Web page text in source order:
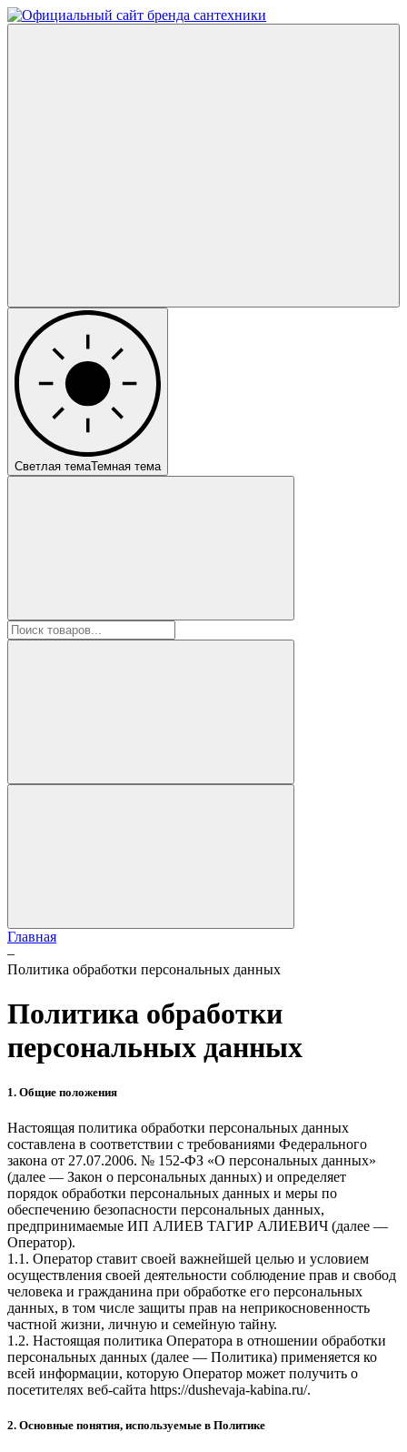
Светлая темаТемная тема
Главная
–
Политика обработки персональных данных
Политика обработки
персональных данных
1. Общие положения
Настоящая политика обработки персональных данных
составлена в соответствии с требованиями Федерального
закона от 27.07.2006. № 152-ФЗ «О персональных данных»
(далее — Закон о персональных данных) и определяет
порядок обработки персональных данных и меры по
обеспечению безопасности персональных данных,
предпринимаемые ИП АЛИЕВ ТАГИР АЛИЕВИЧ (далее —
Оператор).
1.1. Оператор ставит своей важнейшей целью и условием
осуществления своей деятельности соблюдение прав и свобод
человека и гражданина при обработке его персональных
данных, в том числе защиты прав на неприкосновенность
частной жизни, личную и семейную тайну.
1.2. Настоящая политика Оператора в отношении обработки
персональных данных (далее — Политика) применяется ко
всей информации, которую Оператор может получить о
посетителях веб-сайта https://dushevaja-kabina.ru/.
2. Основные понятия, используемые в Политике